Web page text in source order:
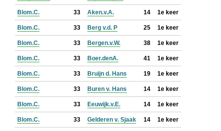
Blom.C. 33 Aken.v.A. 14 1e keer
Blom.C. 33 Berg v.d. P 25 1e keer
Blom.C. 33 Bergen.v.W. 38 1e keer
Blom.C. 33 Boer.denA. 41 1e keer
Blom.C. 33 Bruijn d. Hans 19 1e keer
Blom.C. 33 Buren v. Hans 14 1e keer
Blom.C. 33 Eeuwijk.v.E. 14 1e keer
Blom.C. 33 Gelderen v. Sjaak 14 1e keer